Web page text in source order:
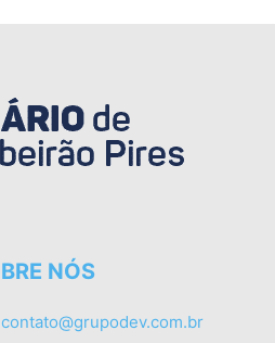
NÓS
contato@grupodev.com.br